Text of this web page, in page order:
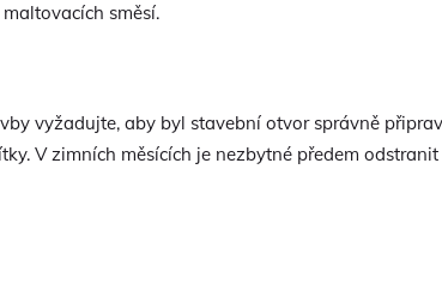
směsí.
vyžadujte, aby byl stavební otvor správně
V zimních měsících je nezbytné předem